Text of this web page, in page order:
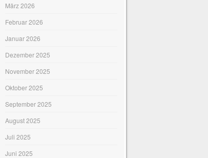
März 2026
Februar 2026
Januar 2026
Dezember 2025
November 2025
Oktober 2025
September 2025
August 2025
Juli 2025
Juni 2025